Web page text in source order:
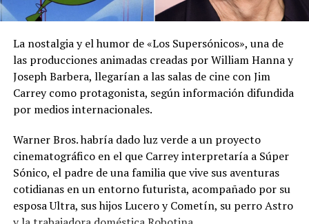
Mundial para descansar
21 julio, 2026
En «Internacionales -
deportes»
representante de Lionel que
Rosario hasta la cima del
fútbol mundial
8 agosto, 2026
En «Internacionales -
deportes»
Lionel Messi se pronuncia
tras la derrota de Argentina
en la final del Mundial 2026
La nostalgia y el humor de «Los Supersónicos», una de
las producciones animadas creadas por William Hanna y
Joseph Barbera, llegarían a las salas de cine con Jim
Carrey como protagonista, según información difundida
por medios internacionales.
Warner Bros. habría dado luz verde a un proyecto
cinematográfico en el que Carrey interpretaría a Súper
Sónico, el padre de una familia que vive sus aventuras
cotidianas en un entorno futurista, acompañado por su
esposa Ultra, sus hijos Lucero y Cometín, su perro Astro